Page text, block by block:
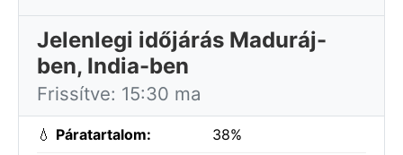
Jelenlegi időjárás Maduráj-
ben, India-ben
Frissítve: 15:30 ma
💧 Páratartalom: 38%